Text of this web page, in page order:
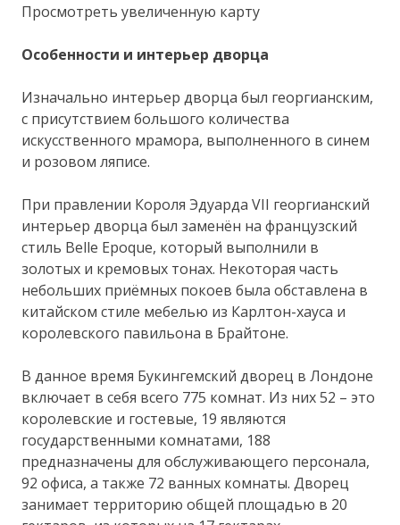
Просмотреть увеличенную карту
Особенности и интерьер дворца
Изначально интерьер дворца был георгианским,
с присутствием большого количества
искусственного мрамора, выполненного в синем
и розовом ляписе.
При правлении Короля Эдуарда VII георгианский
интерьер дворца был заменён на французский
стиль Belle Epoque, который выполнили в
золотых и кремовых тонах. Некоторая часть
небольших приёмных покоев была обставлена в
китайском стиле мебелью из Карлтон-хауса и
королевского павильона в Брайтоне.
В данное время Букингемский дворец в Лондоне
включает в себя всего 775 комнат. Из них 52 – это
королевские и гостевые, 19 являются
государственными комнатами, 188
предназначены для обслуживающего персонала,
92 офиса, а также 72 ванных комнаты. Дворец
занимает территорию общей площадью в 20